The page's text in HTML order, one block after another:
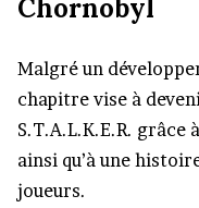
Chornobyl
Malgré un
chapitre vise à
S.T.A.L.K.E.R.
ainsi qu’à une
joueurs.